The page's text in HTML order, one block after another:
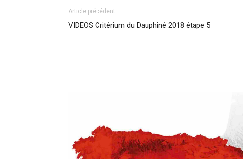
Article précédent
VIDEOS Critérium du Dauphiné 2018 étape 5